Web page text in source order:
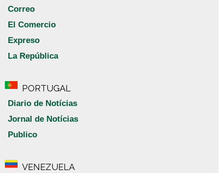
Correo
El Comercio
Expreso
La República
PORTUGAL
Diario de Notícias
Jornal de Notícias
Publico
VENEZUELA